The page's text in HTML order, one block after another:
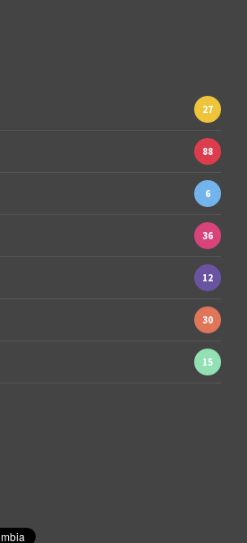
27
88
6
36
12
30
15